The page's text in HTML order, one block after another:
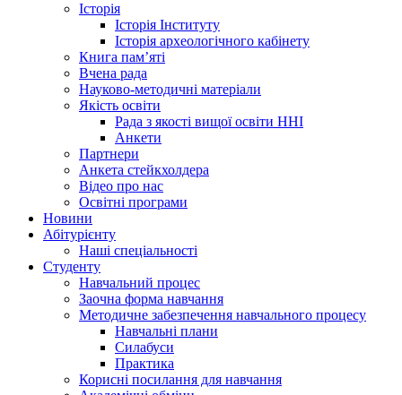
Історія
Історія Інституту
Історія археологічного кабінету
Книга памʼяті
Вчена рада
Науково-методичні матеріали
Якість освіти
Рада з якості вищої освіти ННІ
Анкети
Партнери
Анкета стейкхолдера
Відео про нас
Освітні програми
Hовини
Абітурієнту
Наші спеціальності
Студенту
Навчальний процес
Заочна форма навчання
Методичне забезпечення навчального процесу
Навчальні плани
Силабуси
Практика
Корисні посилання для навчання